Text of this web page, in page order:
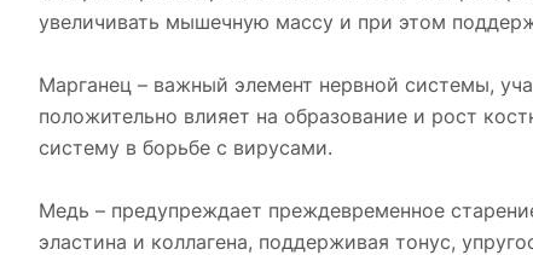
увеличивать мышечную массу и при этом
Марганец – важный элемент нервной системы,
положительно влияет на образование и рост
систему в борьбе с вирусами.
Медь – предупреждает преждевременное
эластина и коллагена, поддерживая тонус,